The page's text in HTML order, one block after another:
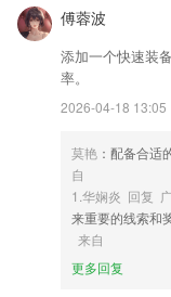
1,医生排班及预约；
2,梳理天下新闻，聚焦
3,省钱、省时、更省力；
4,使用起来非常简单，
6,【代驾服务】线上支
星力捕鱼正版九
1.·高效免费，一键式清
2.·了解不一样的阅读
傅蓉波
添加一个快速装
率。
2026-04-18 13:05
莫艳 ：配备合适
自
1.华娴炎 回复
来重要的线索和
来自
更多回复